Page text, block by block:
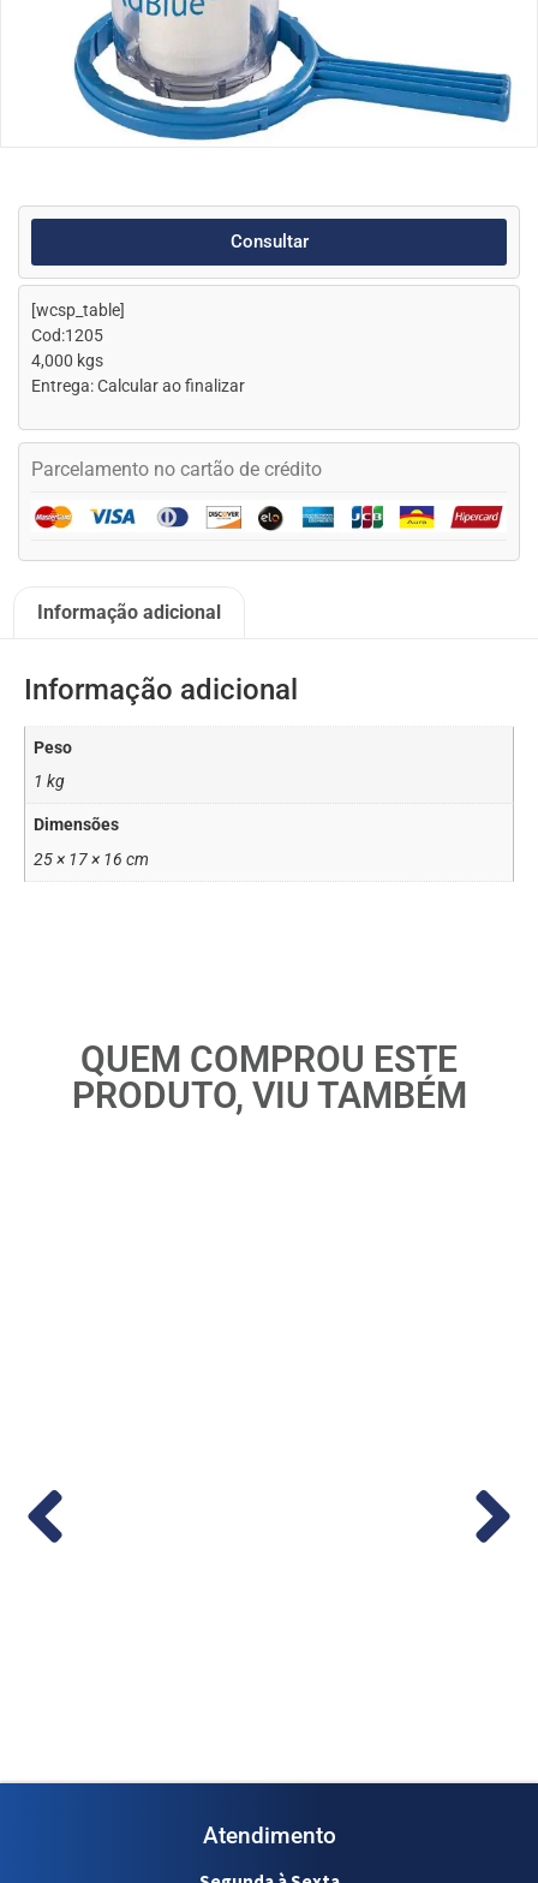
Consultar
[wcsp_table]
Cod:1205
4,000 kgs
Entrega: Calcular ao finalizar
Parcelamento no cartão de crédito
Informação adicional
Informação adicional
Peso
1 kg
Dimensões
25 × 17 × 16 cm
QUEM COMPROU ESTE
PRODUTO, VIU TAMBÉM
Atendimento